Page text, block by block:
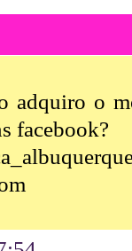
adquiro o
facebook?